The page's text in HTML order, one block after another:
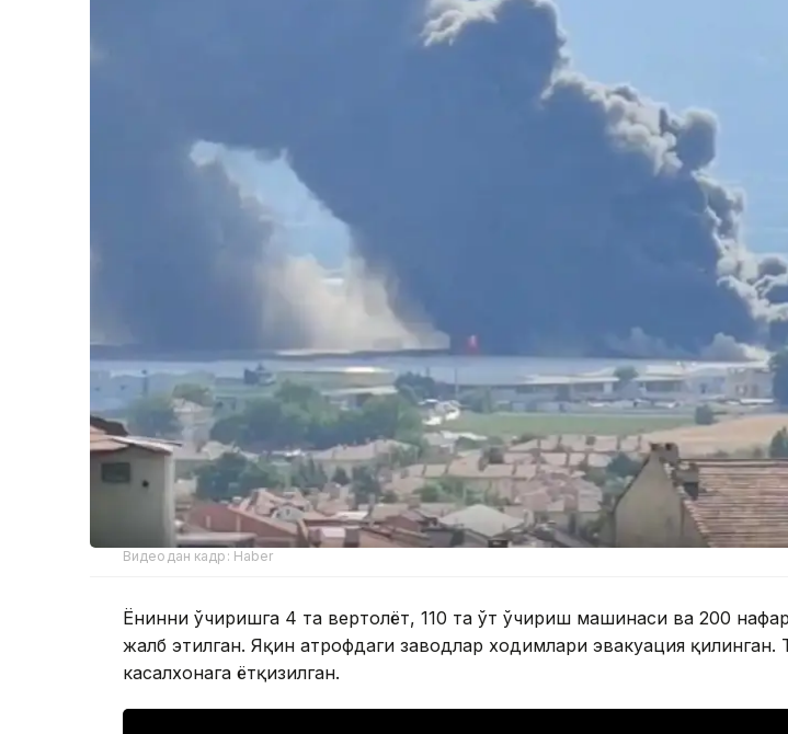
Видеодан кадр: Haber
Ёнғинни ўчиришга 4 та вертолёт, 110 та ўт ўчириш машинаси ва 200
жалб этилган. Яқин атрофдаги заводлар ходимлари эвакуация қилинган.
касалхонага ётқизилган.